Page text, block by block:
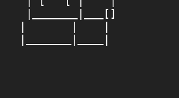
|_______|___[]
|       |    |